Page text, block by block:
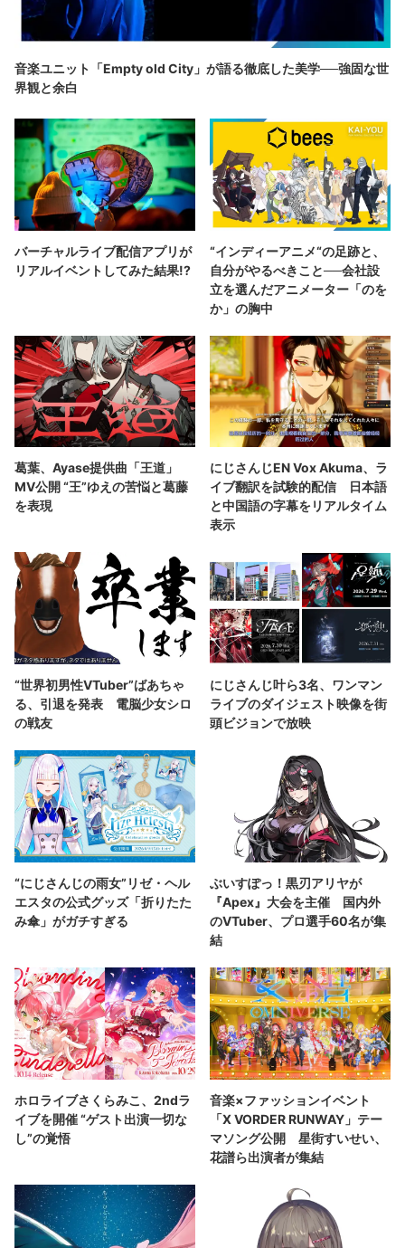
音楽ユニット「Empty old City」が語る徹底した美学──強固な世
界観と余白
バーチャルライブ配信アプリが
リアルイベントしてみた結果!?
“インディーアニメ“の足跡と、
自分がやるべきこと──会社設
立を選んだアニメーター「のを
か」の胸中
葛葉、Ayase提供曲「王道」
MV公開 “王”ゆえの苦悩と葛藤
を表現
にじさんじEN Vox Akuma、ラ
イブ翻訳を試験的配信 日本語
と中国語の字幕をリアルタイム
表示
“世界初男性VTuber”ばあちゃ
る、引退を発表 電脳少女シロ
の戦友
にじさんじ叶ら3名、ワンマン
ライブのダイジェスト映像を街
頭ビジョンで放映
“にじさんじの雨女”リゼ・ヘル
エスタの公式グッズ「折りたた
み傘」がガチすぎる
ぶいすぽっ！黒刃アリヤが
『Apex』大会を主催 国内外
のVTuber、プロ選手60名が集
結
ホロライブさくらみこ、2ndラ
イブを開催 “ゲスト出演一切な
し”の覚悟
音楽×ファッションイベント
「X VORDER RUNWAY」テー
マソング公開 星街すいせい、
花譜ら出演者が集結